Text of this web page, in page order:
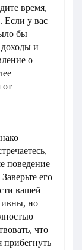
время,
Если у вас
бы
доходы и
о
от
поведение
его
вашей
но
что
прибегнуть